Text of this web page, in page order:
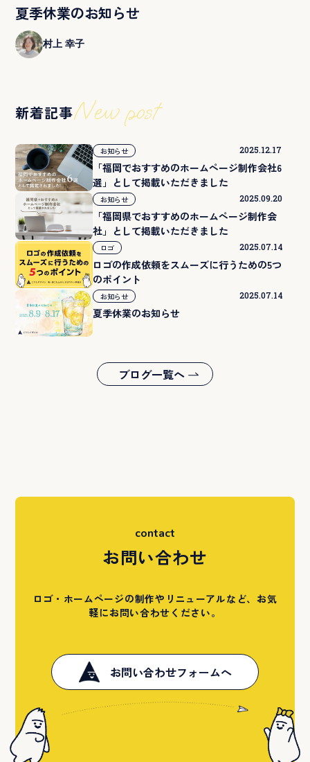
夏季休業のお知らせ
村上 幸子
新着記事New post
お知らせ 2025.12.17
「福岡でおすすめのホームページ制作会社6
選」として掲載いただきました
お知らせ 2025.09.20
「福岡県でおすすめのホームページ制作会
社」として掲載いただきました
ロゴ 2025.07.14
ロゴの作成依頼をスムーズに行うための5つ
のポイント
お知らせ 2025.07.14
夏季休業のお知らせ
ブログ一覧へ
contact
お問い合わせ
ロゴ・ホームページの制作やリニューアルなど、お気
軽にお問い合わせください。
お問い合わせフォームへ